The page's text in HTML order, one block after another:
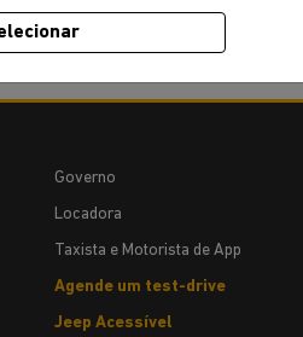
Governo
Locadora
Taxista e Motorista de App
Agende um test-drive
Jeep Acessível